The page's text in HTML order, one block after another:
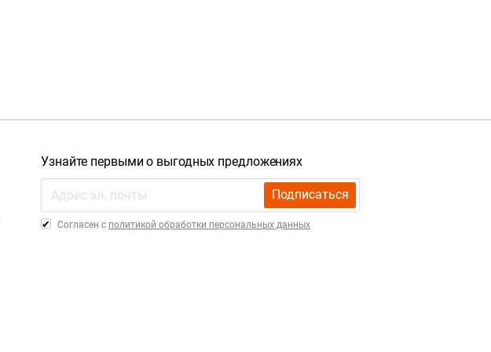
Узнайте первыми о выгодных предложениях
Подписаться
Cогласен с политикой обработки персональных данных